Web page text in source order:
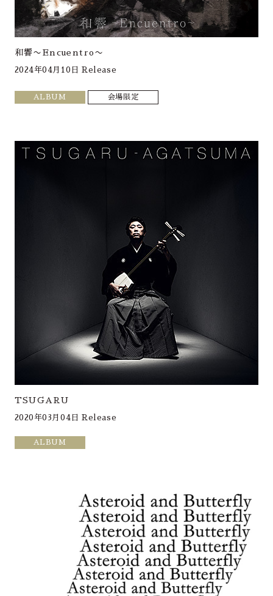
和響〜Encuentro〜
2024年04月10日 Release
ALBUM 会場限定
TSUGARU
2020年03月04日 Release
ALBUM